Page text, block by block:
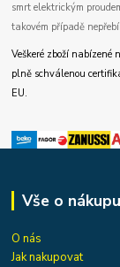
smrt elektrickým
takovém případě
Veškeré zboží nabízené
plně schválenou
EU.
Vše o nákupu
O nás
Jak nakupovat